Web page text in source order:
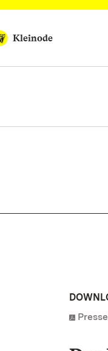
Kleinode